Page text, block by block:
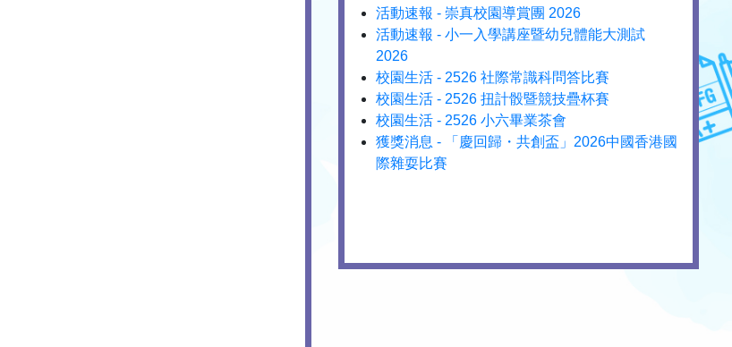
活動速報 - 崇真校園導賞團 2026
活動速報 - 小一入學講座暨幼兒體能大測試
2026
校園生活 - 2526 社際常識科問答比賽
校園生活 - 2526 扭計骰暨競技疊杯賽
校園生活 - 2526 小六畢業茶會
獲獎消息 - 「慶回歸・共創盃」2026中國香港國
際雜耍比賽